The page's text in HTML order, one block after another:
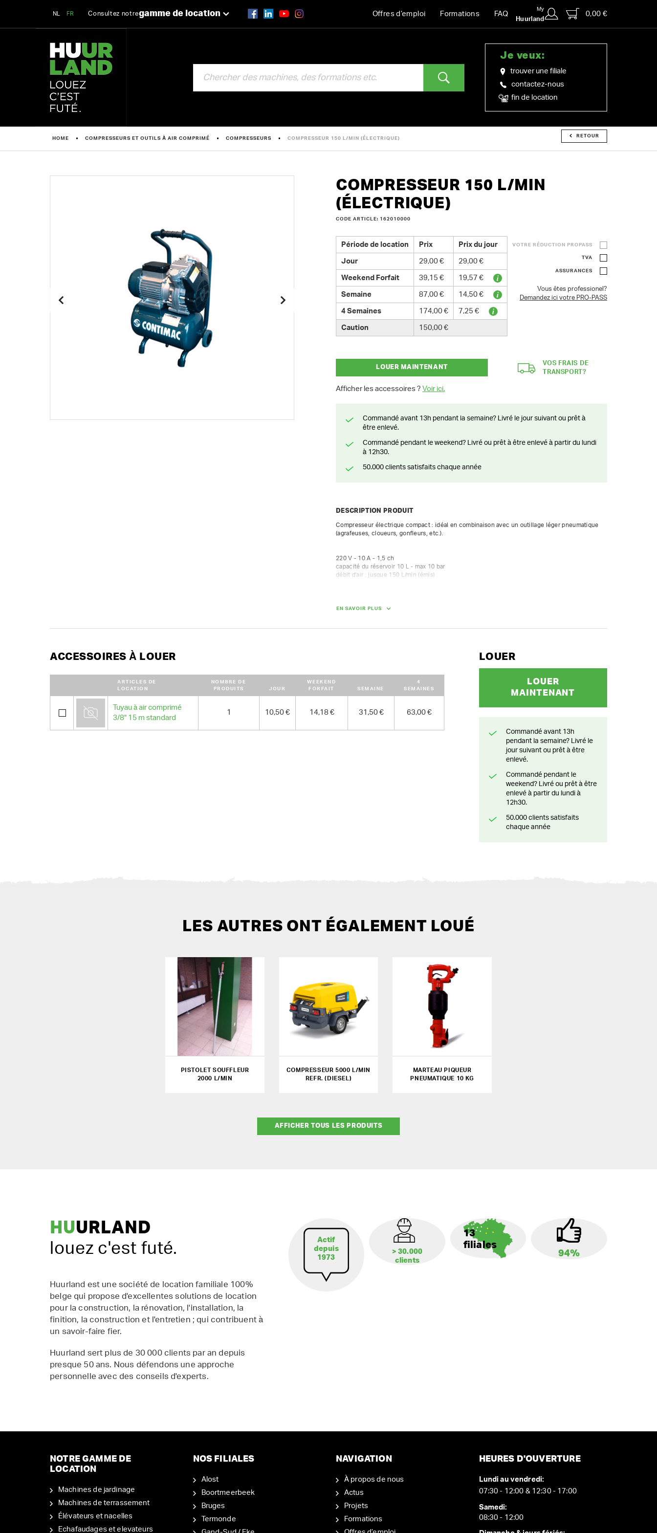
NL FR Consultez notregamme de location Offres d’emploi Formations FAQ
My
Huurland
0,00 €
Je veux:
trouver une filiale
contactez-nous
fin de location
HOME COMPRESSEURS ET OUTILS À AIR COMPRIMÉ COMPRESSEURS COMPRESSEUR 150 L/MIN (ÉLECTRIQUE) RETOUR
COMPRESSEUR 150 L/MIN
(ÉLECTRIQUE)
CODE ARTICLE: 162010000
Période de location Prix Prix du jour
Jour 29,00 € 29,00 €
Weekend Forfait 39,15 € 19,57 €
Semaine 87,00 € 14,50 €
4 Semaines 174,00 € 7,25 €
Caution 150,00 €
VOTRE RÉDUCTION PROPASS
TVA
ASSURANCES
Vous êtes professionel?
Demandez ici votre PRO-PASS
LOUER MAINTENANT
Afficher les accessoires ? Voir ici.
VOS FRAIS DE
TRANSPORT?
Commandé avant 13h pendant la semaine? Livré le jour suivant ou prêt à
être enlevé.
Commandé pendant le weekend? Livré ou prêt à être enlevé à partir du lundi
à 12h30.
50.000 clients satisfaits chaque année
DESCRIPTION PRODUIT
Compresseur électrique compact : idéal en combinaison avec un outillage léger pneumatique
(agrafeuses, cloueurs, gonfleurs, etc.).
220 V - 10 A - 1,5 ch
capacité du réservoir 10 L - max 10 bar
débit d'air : jusque 150 L/min (émis)
EN SAVOIR PLUS
ACCESSOIRES À LOUER
ARTICLES DE
LOCATION
NOMBRE DE
PRODUITS
JOUR
WEEKEND
FORFAIT
SEMAINE
4
SEMAINES
Tuyau à air comprimé
3/8" 15 m standard
1 10,50 € 14,18 € 31,50 € 63,00 €
LOUER
LOUER
MAINTENANT
Commandé avant 13h
pendant la semaine? Livré le
jour suivant ou prêt à être
enlevé.
Commandé pendant le
weekend? Livré ou prêt à être
enlevé à partir du lundi à
12h30.
50.000 clients satisfaits
chaque année
LES AUTRES ONT ÉGALEMENT LOUÉ
PISTOLET SOUFFLEUR
2000 L/MIN
COMPRESSEUR 5000 L/MIN
REFR. (DIESEL)
MARTEAU PIQUEUR
PNEUMATIQUE 10 KG
AFFICHER TOUS LES PRODUITS
HUURLAND
louez c'est futé.
Huurland est une société de location familiale 100%
belge qui propose d'excellentes solutions de location
pour la construction, la rénovation, l'installation, la
finition, la construction et l'entretien ; qui contribuent à
un savoir-faire fier.
Huurland sert plus de 30 000 clients par an depuis
presque 50 ans. Nous défendons une approche
personnelle avec des conseils d'experts.
Actif
depuis
1973
> 30.000
clients
13
filiales
94%
NOTRE GAMME DE
LOCATION
Machines de jardinage
Machines de terrassement
Élévateurs et nacelles
Echafaudages et elevateurs
NOS FILIALES
Alost
Boortmeerbeek
Bruges
Termonde
NAVIGATION
À propos de nous
Actus
Projets
Formations
HEURES D'OUVERTURE
Lundi au vendredi:
07:30 - 12:00 & 12:30 - 17:00
Samedi:
08:30 - 12:00